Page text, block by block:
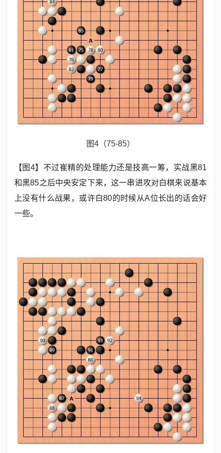
图4（75-85）
【图4】不过崔精的处理能力还是技高一筹，实战黑81
和黑85之后中央安定下来，这一串进攻对白棋来说基本
上没有什么战果，或许白80的时候从A位长出的话会好
一些。